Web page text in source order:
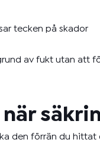
tecken på skador
av fukt utan att
den förrän du hittat